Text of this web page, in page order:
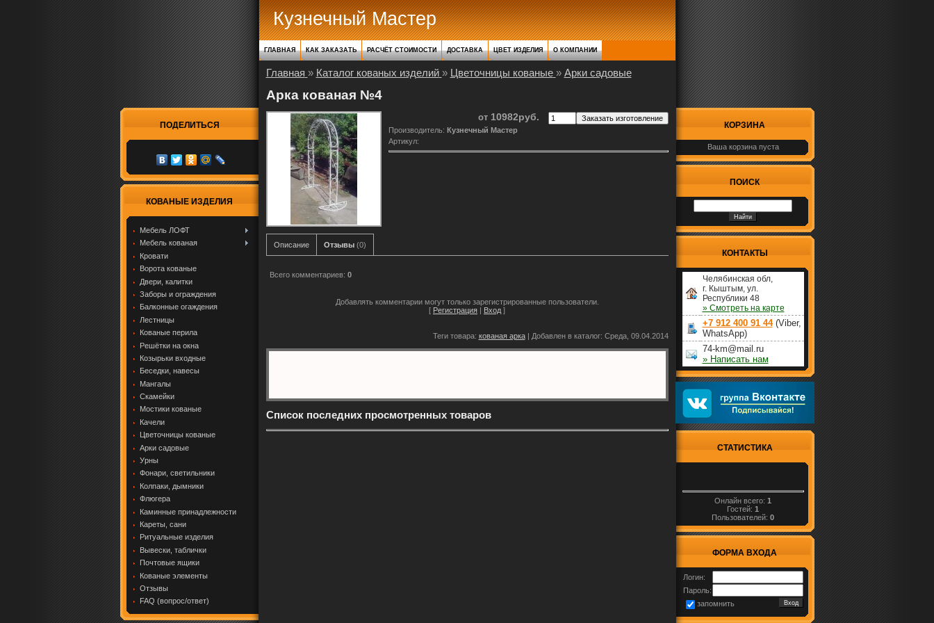
ПОДЕЛИТЬСЯ
КОВАНЫЕ ИЗДЕЛИЯ
Мебель ЛОФТ
Мебель кованая
Кровати
Ворота кованые
Двери, калитки
Заборы и ограждения
Балконные огаждения
Лестницы
Кованые перила
Решётки на окна
Козырьки входные
Беседки, навесы
Мангалы
Скамейки
Мостики кованые
Качели
Цветочницы кованые
Арки садовые
Урны
Фонари, светильники
Колпаки, дымники
Флюгера
Каминные принадлежности
Кареты, сани
Ритуальные изделия
Вывески, таблички
Почтовые ящики
Кованые элементы
Отзывы
FAQ (вопрос/ответ)
Кузнечный Мастер
ГЛАВНАЯ КАК ЗАКАЗАТЬ РАСЧЁТ СТОИМОСТИ ДОСТАВКА ЦВЕТ ИЗДЕЛИЯ О КОМПАНИИ
Главная » Каталог кованых изделий » Цветочницы кованые » Арки садовые
Арка кованая №4
от 10982руб.
Производитель: Кузнечный Мастер
Артикул:
Описание Отзывы(0)
Всего комментариев: 0
Добавлять комментарии могут только зарегистрированные пользователи.
[ Регистрация | Вход ]
Теги товара: кованая арка| Добавлен в каталог: Среда, 09.04.2014
Список последних просмотренных товаров
КОРЗИНА
Ваша корзина пуста
ПОИСК
КОНТАКТЫ
Челябинская обл,
г. Кыштым, ул.
Республики 48
» Cмотреть на карте
+7 912 400 91 44(Viber,
WhatsApp)
74-km@mail.ru
» Написать нам
СТАТИСТИКА
Онлайн всего: 1
Гостей: 1
Пользователей: 0
ФОРМА ВХОДА
Логин:
Пароль:
запомнить